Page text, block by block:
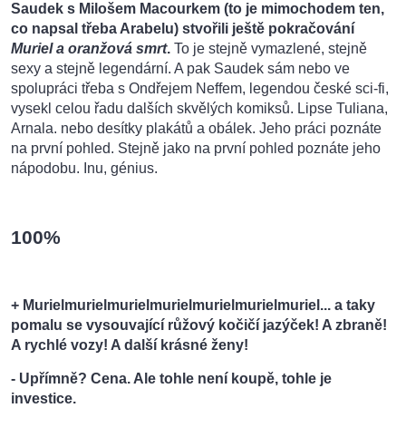
Saudek s Milošem Macourkem (to je mimochodem ten,
co napsal třeba Arabelu) stvořili ještě pokračování
Muriel a oranžová smrt. To je stejně vymazlené, stejně
sexy a stejně legendární. A pak Saudek sám nebo ve
spolupráci třeba s Ondřejem Neffem, legendou české sci-fi,
vysekl celou řadu dalších skvělých komiksů. Lipse Tuliana,
Arnala. nebo desítky plakátů a obálek. Jeho práci poznáte
na první pohled. Stejně jako na první pohled poznáte jeho
nápodobu. Inu, génius.
100%
+ Murielmurielmurielmurielmurielmurielmuriel... a taky
pomalu se vysouvající růžový kočičí jazýček! A zbraně!
A rychlé vozy! A další krásné ženy!
- Upřímně? Cena. Ale tohle není koupě, tohle je
investice.